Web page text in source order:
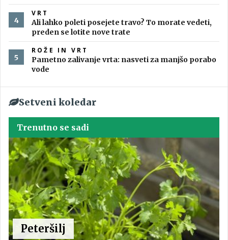
VRT
Ali lahko poleti posejete travo? To morate vedeti,
preden se lotite nove trate
ROŽE IN VRT
Pametno zalivanje vrta: nasveti za manjšo porabo
vode
Setveni koledar
Trenutno se sadi
Peteršilj